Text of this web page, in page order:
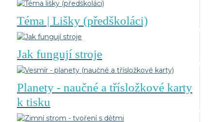
Téma | Lišky (předškoláci)
Jak fungují stroje
Planety - naučné a třísložkové karty
k tisku